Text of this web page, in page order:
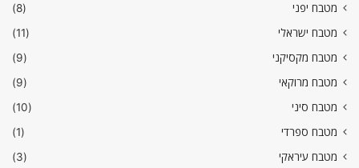
מטבח יפני
(8)
מטבח ישראלי
(11)
מטבח מקסיקני
(9)
מטבח מרוקאי
(9)
מטבח סיני
(10)
מטבח ספרדי
(1)
מטבח עיראקי
(3)